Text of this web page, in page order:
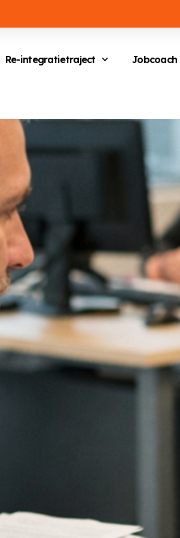
Re-integratietraject Jobcoach